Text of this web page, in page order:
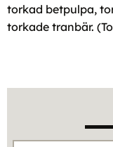
torkad betpulpa,
torkade tranbär.